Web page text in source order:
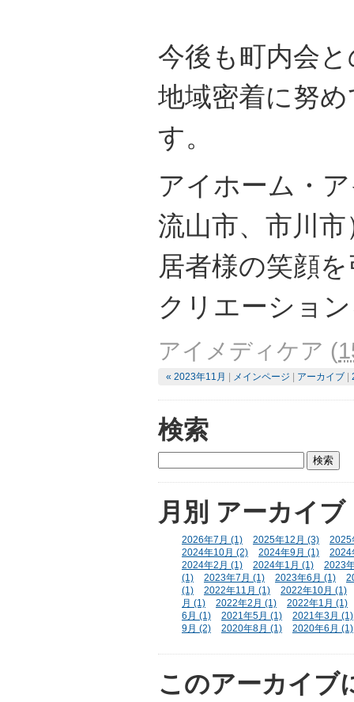
今後も町内会
地域密着に努
す。
アイホーム・
流山市、市川
居者様の笑顔
クリエーショ
アイメディケア (
« 2023年11月 メインページ アーカイブ
検索
月別 アーカイブ
2026年7月 (1) 2025年12月 (3)
2025
2024年10月 (2)
2024年9月 (1)
2024
2024年2月 (1)
2024年1月 (1)
2023
(1)
2023年7月 (1) 2023年6月 (1)
(1)
2022年11月 (1)
2022年10月 (1)
月 (1)
2022年2月 (1)
2022年1月 (1)
6月 (1)
2021年5月 (1)
2021年3月 (1)
9月 (2)
2020年8月 (1) 2020年6月 (1)
このアーカイブ